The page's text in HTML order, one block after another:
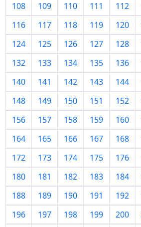
108
109 110 111 112
116
117 118 119 120
124
125 126 127 128
132
133 134 135 136
140
141 142 143 144
148
149 150 151 152
156
157 158 159 160
164
165 166 167 168
172
173 174 175 176
180
181 182 183 184
188
189 190 191 192
196
197 198 199 200